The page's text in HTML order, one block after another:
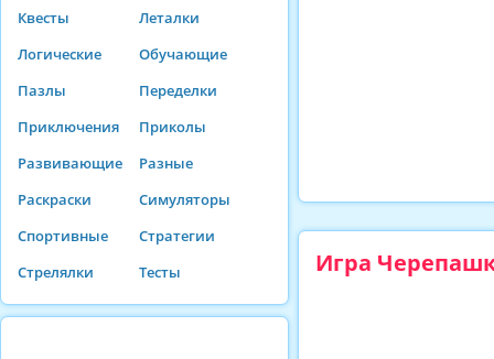
Квесты
Леталки
Логические
Обучающие
Пазлы
Переделки
Приключения
Приколы
Развивающие
Разные
Раскраски
Симуляторы
Спортивные
Стратегии
Стрелялки
Тесты Игра